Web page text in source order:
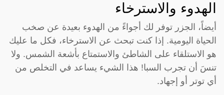
الهدوء والاسترخاء
أيضاً، الجزر توفر لك أجواءً من الهدوء بعيدة عن صخب
الحياة اليومية. إذا كنت تبحث عن الاسترخاء، فكل ما عليك
هو الاستلقاء على الشاطئ والاستمتاع بأشعة الشمس. ولا
تنسَ أن تجرب السبا! هذا الشيء يساعد في التخلص من
أي توتر أو إجهاد.